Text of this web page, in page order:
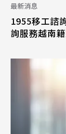
最新消息
1955移工諮
詢服務越南